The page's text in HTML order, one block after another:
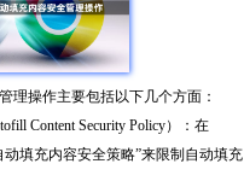
理操作主要包括以下几个方面：
Content Security Policy）：在
填充内容安全策略”来限制自动填充